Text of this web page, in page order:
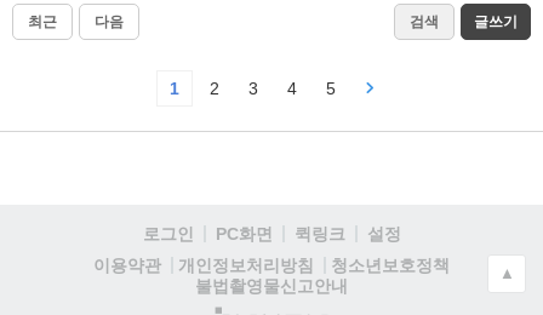
최근 다음 검색 글쓰기
1 2 3 4 5
로그인 PC화면 퀵링크
설정
이용약관
개인정보처리방침
청소년보호정책
불법촬영물신고안내
▲